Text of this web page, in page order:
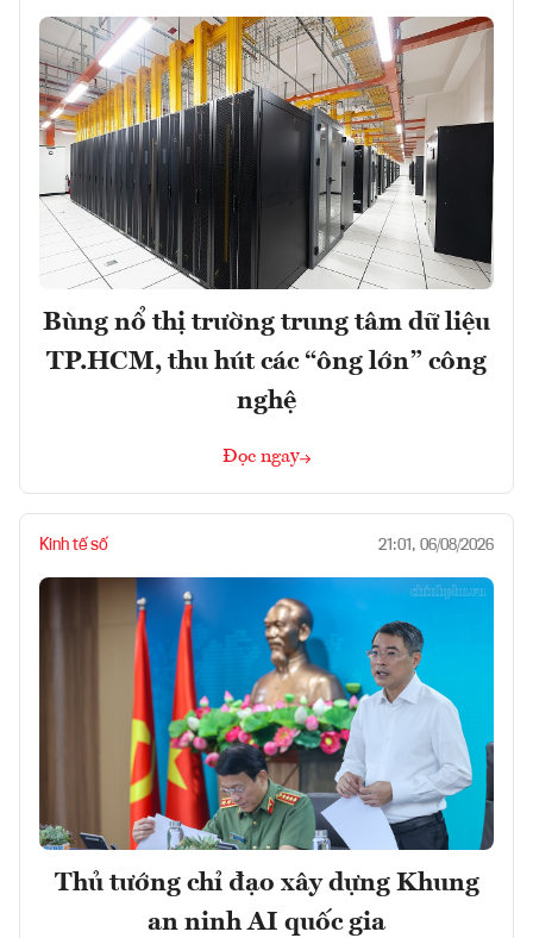
Bùng nổ thị trường trung tâm dữ liệu
TP.HCM, thu hút các “ông lớn” công
nghệ
Đọc ngay
Kinh tế số 21:01, 06/08/2026
Thủ tướng chỉ đạo xây dựng Khung
an ninh AI quốc gia